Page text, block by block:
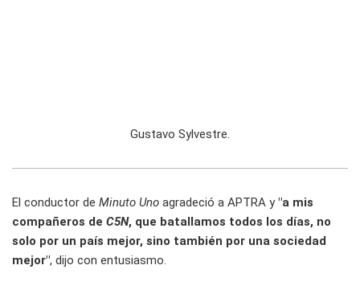
Gustavo Sylvestre.
El conductor de Minuto Uno agradeció a APTRA y"a mis
compañeros de C5N, que batallamos todos los días, no
solo por un país mejor, sino también por una sociedad
mejor", dijo con entusiasmo.